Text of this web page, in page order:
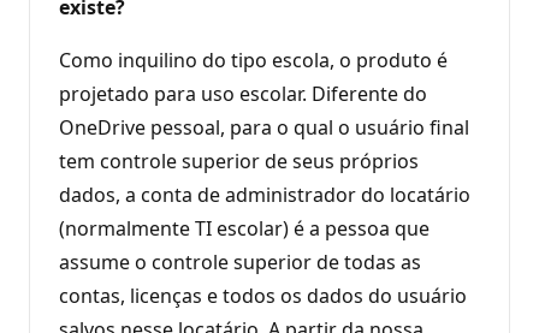
existe?
Como inquilino do tipo escola, o produto é
projetado para uso escolar. Diferente do
OneDrive pessoal, para o qual o usuário final
tem controle superior de seus próprios
dados, a conta de administrador do locatário
(normalmente TI escolar) é a pessoa que
assume o controle superior de todas as
contas, licenças e todos os dados do usuário